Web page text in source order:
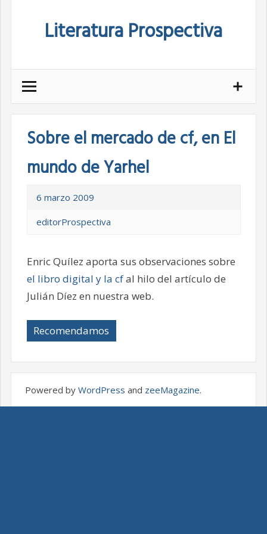
Literatura Prospectiva
Sobre el mercado de cf, en El
mundo de Yarhel
6 marzo 2009
editorProspectiva
Enric Quílez aporta sus observaciones sobre
el libro digital y la cfal hilo del artículo de
Julián Díez en nuestra web.
Recomendamos
Powered by WordPress and zeeMagazine.